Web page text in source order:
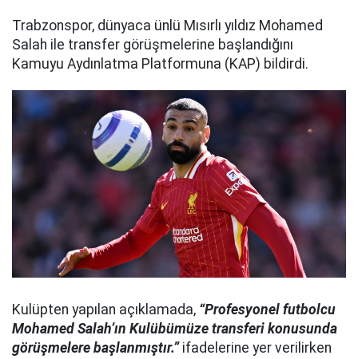
Trabzonspor, dünyaca ünlü Mısırlı yıldız Mohamed
Salah ile transfer görüşmelerine başlandığını
Kamuyu Aydınlatma Platformuna (KAP) bildirdi.
Kulüpten yapılan açıklamada, “Profesyonel futbolcu
Mohamed Salah’ın Kulübümüze transferi konusunda
görüşmelere başlanmıştır.”ifadelerine yer verilirken